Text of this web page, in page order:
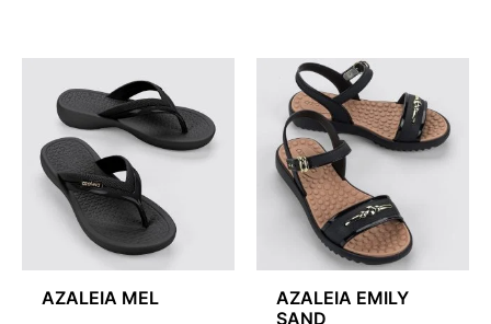
AZALEIA MEL
AZALEIA EMILY
SAND